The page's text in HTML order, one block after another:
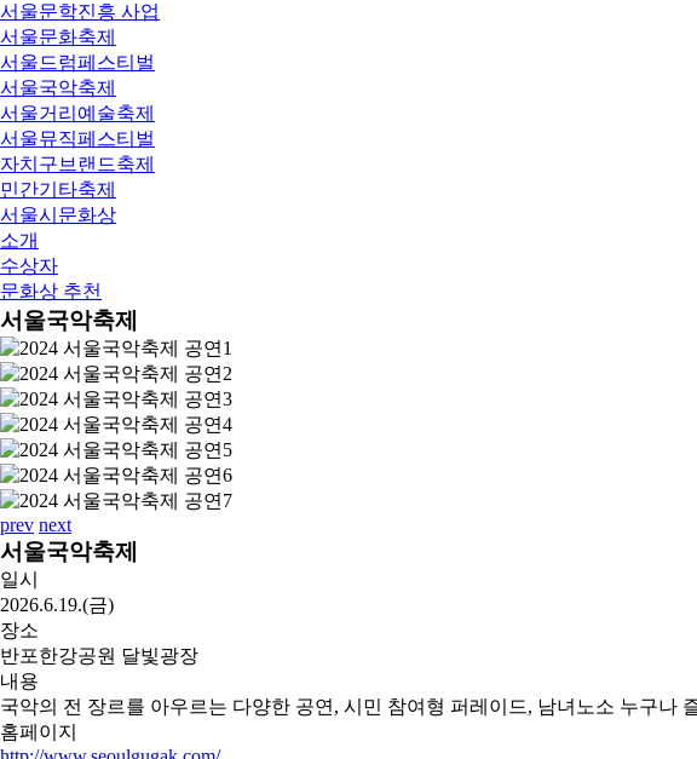
서울문학진흥 사업
서울문화축제
서울드럼페스티벌
서울국악축제
서울거리예술축제
서울뮤직페스티벌
자치구브랜드축제
민간기타축제
서울시문화상
소개
수상자
문화상 추천
서울국악축제
prev next
서울국악축제
일시
2026.6.19.(금)
장소
반포한강공원 달빛광장
내용
국악의 전 장르를 아우르는 다양한 공연, 시민 참여형 퍼레이드, 남녀노소 누구나
홈페이지